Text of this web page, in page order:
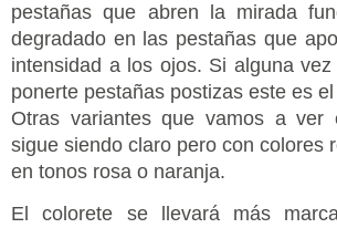
pestañas que abren la mirada
degradado en las pestañas que
intensidad a los ojos. Si alguna
ponerte pestañas postizas este es
Otras variantes que vamos a
sigue siendo claro pero con colores
en tonos rosa o naranja.
El colorete se llevará más